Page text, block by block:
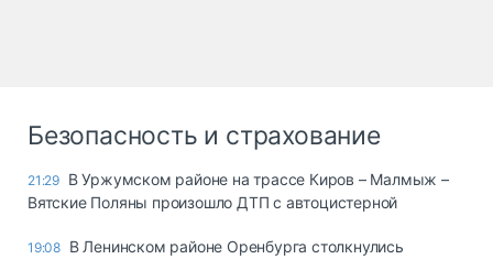
Безопасность и страхование
21:29 В Уржумском районе на трассе Киров – Малмыж –
Вятские Поляны произошло ДТП с автоцистерной
19:08 В Ленинском районе Оренбурга столкнулись